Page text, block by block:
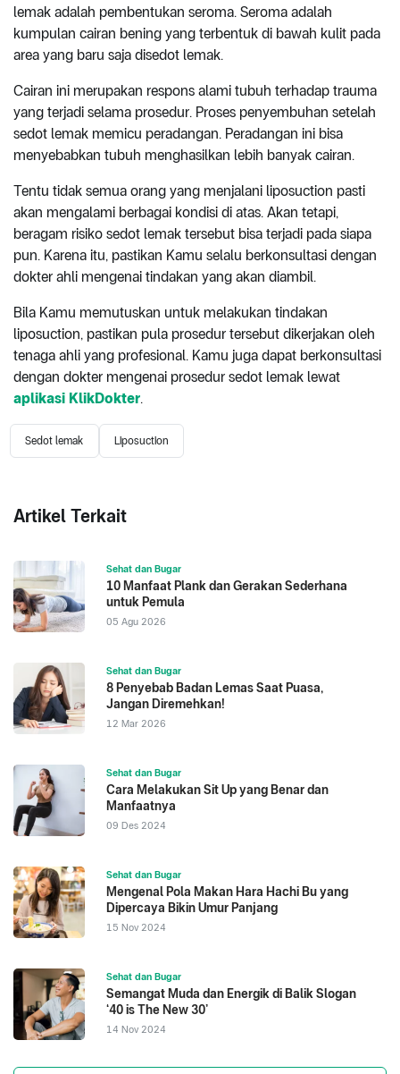
lemak adalah pembentukan seroma. Seroma adalah
kumpulan cairan bening yang terbentuk di bawah kulit pada
area yang baru saja disedot lemak.
Cairan ini merupakan respons alami tubuh terhadap trauma
yang terjadi selama prosedur. Proses penyembuhan setelah
sedot lemak memicu peradangan. Peradangan ini bisa
menyebabkan tubuh menghasilkan lebih banyak cairan.
Tentu tidak semua orang yang menjalani liposuction pasti
akan mengalami berbagai kondisi di atas. Akan tetapi,
beragam risiko sedot lemak tersebut bisa terjadi pada siapa
pun. Karena itu, pastikan Kamu selalu berkonsultasi dengan
dokter ahli mengenai tindakan yang akan diambil.
Bila Kamu memutuskan untuk melakukan tindakan
liposuction, pastikan pula prosedur tersebut dikerjakan oleh
tenaga ahli yang profesional. Kamu juga dapat berkonsultasi
dengan dokter mengenai prosedur sedot lemak lewat
aplikasi KlikDokter.
Sedot lemak Liposuction
Artikel Terkait
Sehat dan Bugar
10 Manfaat Plank dan Gerakan Sederhana
untuk Pemula
05 Agu 2026
Sehat dan Bugar
8 Penyebab Badan Lemas Saat Puasa,
Jangan Diremehkan!
12 Mar 2026
Sehat dan Bugar
Cara Melakukan Sit Up yang Benar dan
Manfaatnya
09 Des 2024
Sehat dan Bugar
Mengenal Pola Makan Hara Hachi Bu yang
Dipercaya Bikin Umur Panjang
15 Nov 2024
Sehat dan Bugar
Semangat Muda dan Energik di Balik Slogan
‘40 is The New 30’
14 Nov 2024